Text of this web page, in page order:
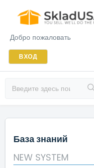
Добро пожаловать
ВХОД
База знаний
NEW SYSTEM